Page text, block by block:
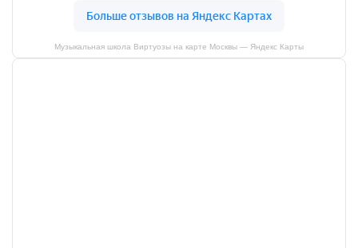
Музыкальная школа Виртуозы на карте Москвы — Яндекс Карты